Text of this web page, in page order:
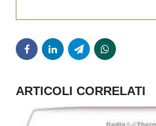
ARTICOLI CORRELATI